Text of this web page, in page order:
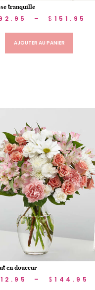
tranquille
– $ 151.95
AJOUTER AU PANIER
en douceur
– $144.95